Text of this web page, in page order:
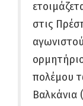
στις
πολέμου
Βαλκάνια